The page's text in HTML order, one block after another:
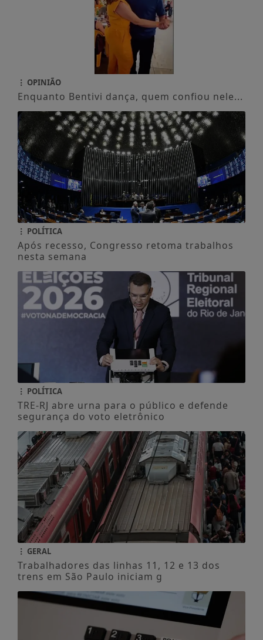
OPINIÃO
Enquanto Bentivi dança, quem confiou nele...
POLÍTICA
Após recesso, Congresso retoma trabalhos
nesta semana
POLÍTICA
TRE-RJ abre urna para o público e defende
segurança do voto eletrônico
GERAL
Trabalhadores das linhas 11, 12 e 13 dos
trens em São Paulo iniciam g